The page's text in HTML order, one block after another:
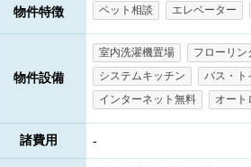
物件特徴 ペット相談 エレベーター
物件設備
室内洗濯機置場 フローリン
システムキッチン
バス・ト
インターネット無料
オート
諸費用 -